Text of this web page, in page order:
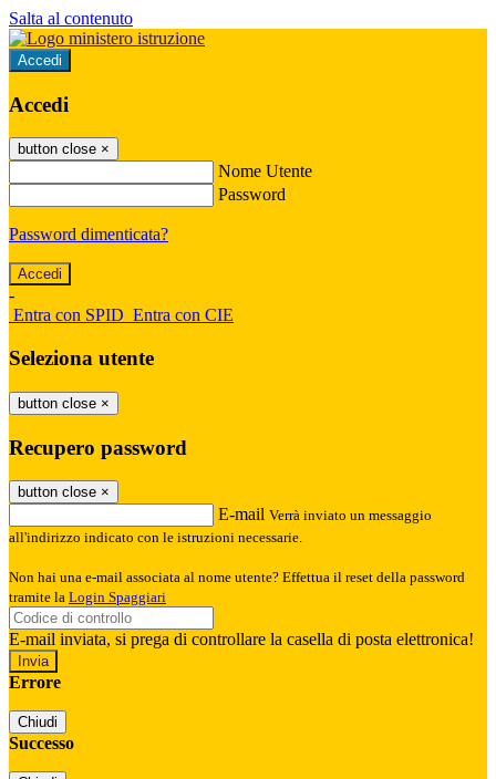
Salta al contenuto
Accedi
Accedi
button close ×
Nome Utente
Password
Password dimenticata?
-
Entra con SPID Entra con CIE
Seleziona utente
button close ×
Recupero password
button close ×
E-mail Verrà inviato un messaggio
all'indirizzo indicato con le istruzioni necessarie.
Non hai una e-mail associata al nome utente? Effettua il reset della password
tramite la Login Spaggiari
E-mail inviata, si prega di controllare la casella di posta elettronica!
Errore
Chiudi
Successo